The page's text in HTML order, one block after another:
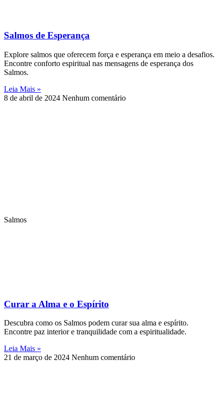
Salmos de Esperança
Explore salmos que oferecem força e esperança em meio a desafios.
Encontre conforto espiritual nas mensagens de esperança dos
Salmos.
Leia Mais »
8 de abril de 2024 Nenhum comentário
Salmos
Curar a Alma e o Espírito
Descubra como os Salmos podem curar sua alma e espírito.
Encontre paz interior e tranquilidade com a espiritualidade.
Leia Mais »
21 de março de 2024 Nenhum comentário